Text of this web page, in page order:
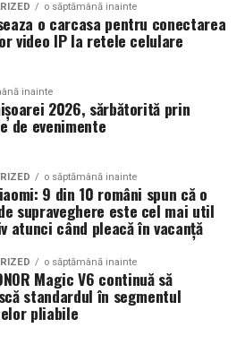
alese trebuie sa ofere un
functionalitate. Multi pasionati
care arata bine la show, dar
conditii reale de trafic,
sezon.
anvelopa la evenimentele din
vremea poate fi imprevizibila,
includ atat zone urbane,
colinare. O masina pregatita
la eveniment in siguranta si
de conditiile de drum.
anvelopa ales devine extrem de
o săptămână inainte
o carcasa pentru conectarea
video IP la retele celulare
inainte
2026, sărbătorită prin
de evenimente
o săptămână inainte
9 din 10 români spun că o
supraveghere este cel mai util
atunci când pleacă în vacanță
o săptămână inainte
Magic V6 continuă să
standardul în segmentul
pliabile